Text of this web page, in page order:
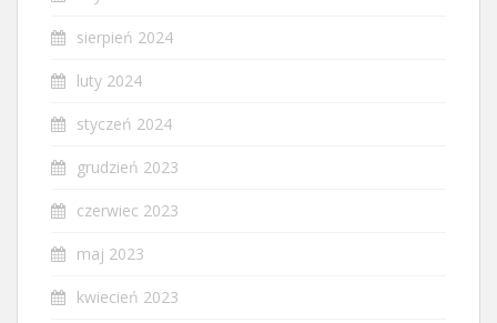
sierpień 2024
luty 2024
styczeń 2024
grudzień 2023
czerwiec 2023
maj 2023
kwiecień 2023